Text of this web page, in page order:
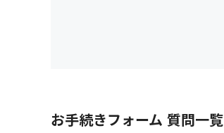
お手続きフォーム 質問一覧